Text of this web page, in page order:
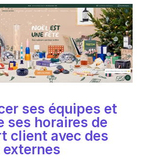
Planification
qualité
ses équipes et
ses horaires de
client avec des